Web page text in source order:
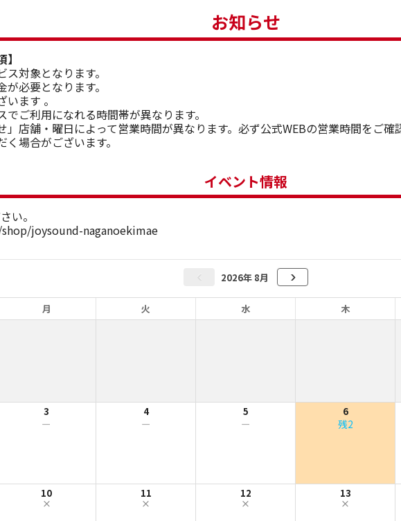
お知らせ
対象となります。
必要となります。
ます 。
ご利用になれる時間帯が異なります。
」店舗・曜日によって営業時間が異なります。必ず公式WEBの営業時間をご確
場合がございます。
イベント情報
い。
joysound-naganoekimae
2026年 8月
月 火 水 木
3 4 5 6
ー ー ー 残2
10 11 12 13